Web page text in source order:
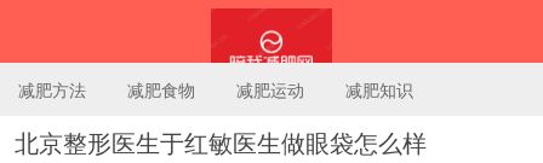
减肥方法 减肥食物 减肥运动 减肥知识
北京整形医生于红敏医生做眼袋怎么样